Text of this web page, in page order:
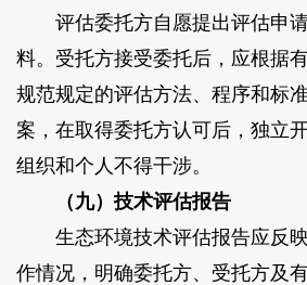
评估委托方自愿提出评估申请
料。受托方接受委托后，应根据
规范规定的评估方法、程序和标
案，在取得委托方认可后，独立
组织和个人不得干涉。
（九）技术评估报告
生态环境技术评估报告应反映
作情况，明确委托方、受托方及